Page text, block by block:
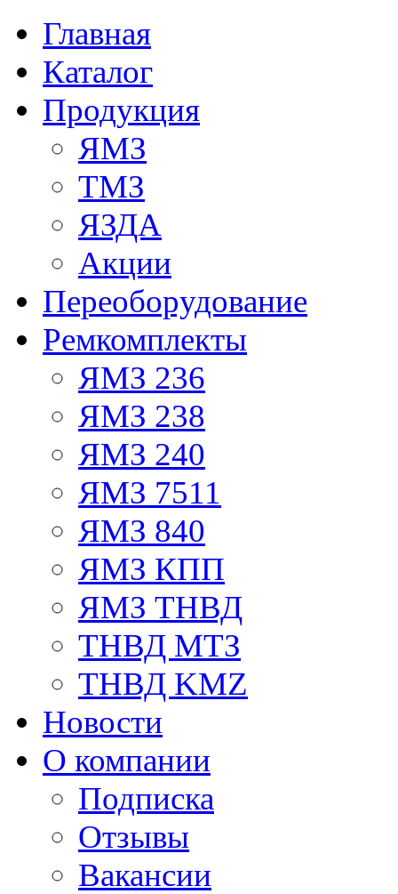
Главная
Каталог
Продукция
ЯМЗ
ТМЗ
ЯЗДА
Акции
Переоборудование
Ремкомплекты
ЯМЗ 236
ЯМЗ 238
ЯМЗ 240
ЯМЗ 7511
ЯМЗ 840
ЯМЗ КПП
ЯМЗ ТНВД
ТНВД МТЗ
ТНВД KMZ
Новости
О компании
Подписка
Отзывы
Вакансии